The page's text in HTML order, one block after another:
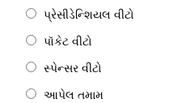
પ્રેસીડેન્શિયલ વીટો
પૉકેટ વીટો
સ્પેન્સર વીટો
આપેલ તમામ